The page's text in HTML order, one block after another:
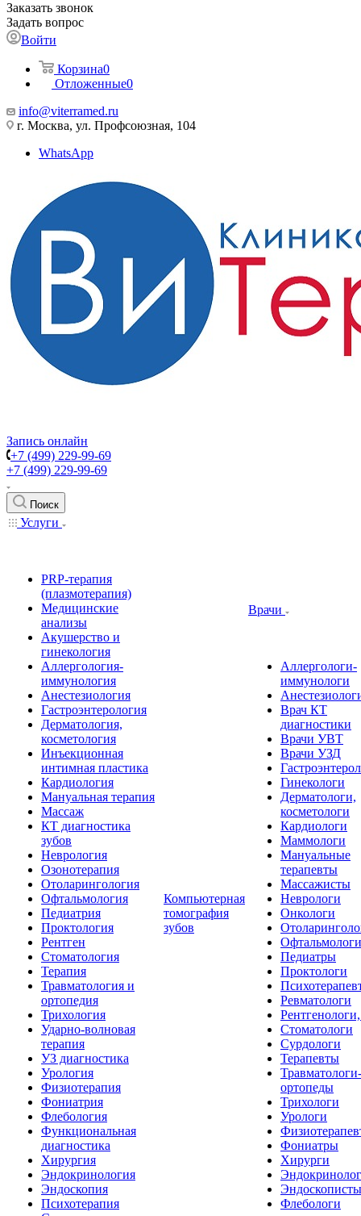
Заказать звонок
Задать вопрос
Войти
Корзина0
Отложенные0
info@viterramed.ru
г. Москва, ул. Профсоюзная, 104
WhatsApp
Запись онлайн
+7 (499) 229-99-69
+7 (499) 229-99-69
Поиск
Услуги
PRP-терапия
(плазмотерапия)
Медицинские
анализы
Акушерство и
гинекология
Аллергология-
иммунология
Анестезиология
Гастроэнтерология
Дерматология,
косметология
Инъекционная
интимная пластика
Кардиология
Мануальная терапия
Массаж
КТ диагностика
зубов
Неврология
Озонотерапия
Отоларингология
Офтальмология
Педиатрия
Проктология
Рентген
Стоматология
Терапия
Травматология и
ортопедия
Трихология
Ударно-волновая
терапия
УЗ диагностика
Урология
Физиотерапия
Фониатрия
Флебология
Функциональная
диагностика
Хирургия
Эндокринология
Эндоскопия
Психотерапия
Компьютерная
томография
зубов
Врачи
Аллергологи-
иммунологи
Врач КТ
диагностики
Врачи УВТ
Врачи УЗД
Гинекологи
Дерматологи,
косметологи
Кардиологи
Маммологи
Мануальные
терапевты
Массажисты
Неврологи
Онкологи
Офтальмологи
Педиатры
Проктологи
Ревматологи
Стоматологи
Сурдологи
Терапевты
Травматологи-
ортопеды
Трихологи
Урологи
Фониатры
Хирурги
Эндоскописты
Флебологи